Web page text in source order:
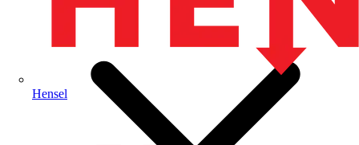
Hensel